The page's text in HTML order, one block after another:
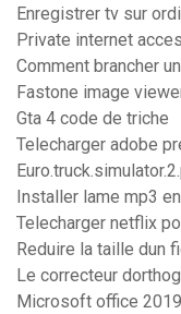
Enregistrer tv sur
Private internet
Comment brancher
Fastone image
Gta 4 code de triche
Telecharger adobe
Installer lame mp3
Telecharger netflix
Reduire la taille dun
Le correcteur
Microsoft office